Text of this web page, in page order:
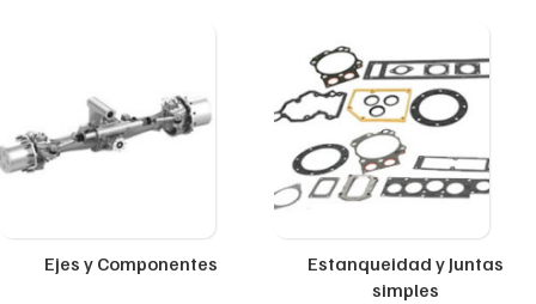
Ejes y Componentes
Estanqueidad y Juntas
simples